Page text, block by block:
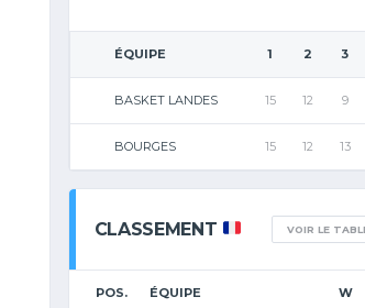
ÉQUIPE 1 2 3
BASKET LANDES 15 12 9
BOURGES 15 12 13
CLASSEMENT VOIR LE
POS. ÉQUIPE W